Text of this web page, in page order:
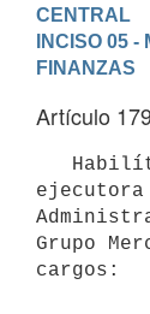
CENTRAL
INCISO 05
FINANZAS
Artículo 179
Grupo
cargos: